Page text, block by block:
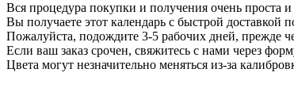
Вся процедура покупки и получения очень проста
Вы получаете этот календарь с быстрой доставкой
Пожалуйста, подождите 3-5 рабочих дней, прежде
Если ваш заказ срочен, свяжитесь с нами через
Цвета могут незначительно меняться из-за